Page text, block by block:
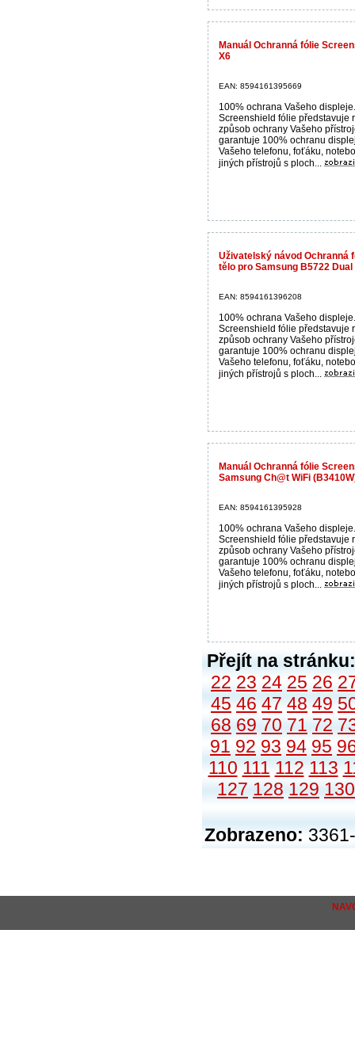
Manuál Ochranná fólie
X6
EAN: 8594161395669
100% ochrana Vašeho displeje.
Screenshield fólie představuje
způsob ochrany Vašeho
garantuje 100% ochranu
Vašeho telefonu, foťáku,
jiných přístrojů s ploch...
Uživatelský návod Ochranná
tělo pro Samsung B5722 Dual
EAN: 8594161396208
100% ochrana Vašeho displeje.
Screenshield fólie představuje
způsob ochrany Vašeho
garantuje 100% ochranu
Vašeho telefonu, foťáku,
jiných přístrojů s ploch...
Manuál Ochranná fólie
Samsung Ch@t WiFi
EAN: 8594161395928
100% ochrana Vašeho displeje.
Screenshield fólie představuje
způsob ochrany Vašeho
garantuje 100% ochranu
Vašeho telefonu, foťáku,
jiných přístrojů s ploch...
Přejít na stránku:
22 23 24 25 26
45 46 47 48 49
68 69 70 71 72
91 92 93 94 95
110 111 112 113
127 128 129 130
Zobrazeno: